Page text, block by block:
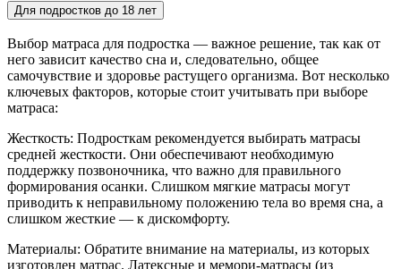
Для подростков до 18 лет
Выбор матраса для подростка — важное решение, так как от
него зависит качество сна и, следовательно, общее
самочувствие и здоровье растущего организма. Вот несколько
ключевых факторов, которые стоит учитывать при выборе
матраса:
Жесткость: Подросткам рекомендуется выбирать матрасы
средней жесткости. Они обеспечивают необходимую
поддержку позвоночника, что важно для правильного
формирования осанки. Слишком мягкие матрасы могут
приводить к неправильному положению тела во время сна, а
слишком жесткие — к дискомфорту.
Материалы: Обратите внимание на материалы, из которых
изготовлен матрас. Латексные и мемори-матрасы (из